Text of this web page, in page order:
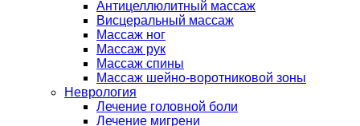
Антицеллюлитный массаж
Висцеральный массаж
Массаж ног
Массаж рук
Массаж спины
Массаж шейно-воротниковой зоны
Неврология
Лечение головной боли
Лечение мигрени